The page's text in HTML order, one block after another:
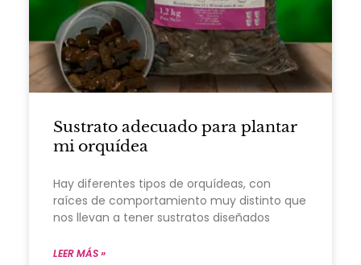
Sustrato adecuado para plantar
mi orquídea
Hay diferentes tipos de orquídeas, con
raíces de comportamiento muy distinto que
nos llevan a tener sustratos diseñados
LEER MÁS »